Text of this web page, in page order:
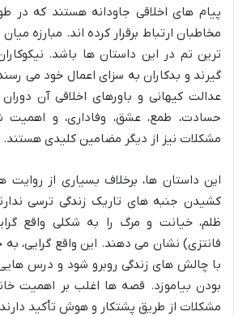
پیام های اخلاقی جاودانه هستند که در
مخاطبان ارتباط برقرار کرده اند. مبارزه
ترین تم در این داستان ها باشد.
گیرند و بدکاران به سزای اعمال خود می
عدالت کیهانی و باورهای اخلاقی آن
حسادت، طمع، عشق، وفاداری، و
مشکلات نیز از دیگر مضامین کلیدی هستند.
این داستان ها، برخلاف بسیاری از روایت
کشیدن جنبه های تاریک زندگی ترسی
ظلم، خیانت و مرگ را به شکلی واقع
فانتزی) نشان می دهند. این واقع گرایی،
با چالش های زندگی روبرو شود و درس
بودن بیاموزد. قصه ها اغلب بر اهمیت
مشکلات از طریق پشتکار و هوش تأکید